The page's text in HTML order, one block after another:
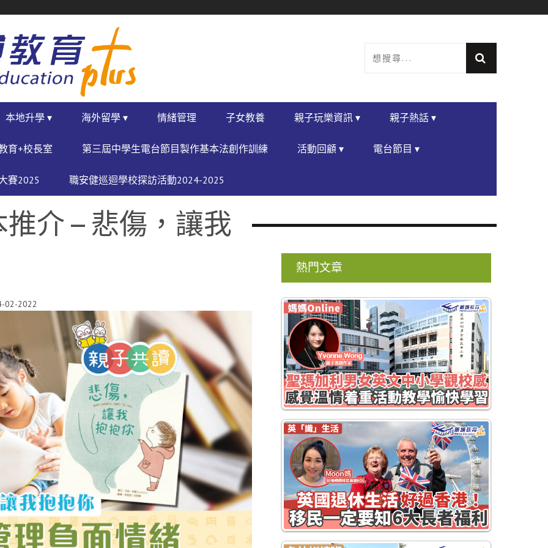
本地升學 ▾ 海外留學 ▾ 情緒管理 子女教養 親子玩樂資訊 ▾ 親子熱話 ▾
育+校長室 第三屆中學生電台節目製作基本法創作訓練 活動回顧 ▾ 電台節目 ▾
賽2025 職安健巡迴學校探訪活動2024-2025
介 – 悲傷，讓我
02-2022
熱門文章